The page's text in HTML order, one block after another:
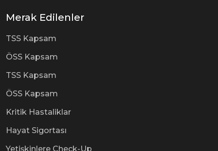
Merak Edilenler
TSS Kapsam
ÖSS Kapsam
TSS Kapsam
ÖSS Kapsam
Kritik Hastaliklar
Hayat Sigortası
Yetişkinlere Check-Up